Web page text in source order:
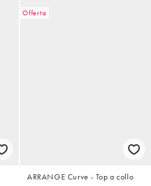
Offerta
ARRANGE Curve - Top a collo